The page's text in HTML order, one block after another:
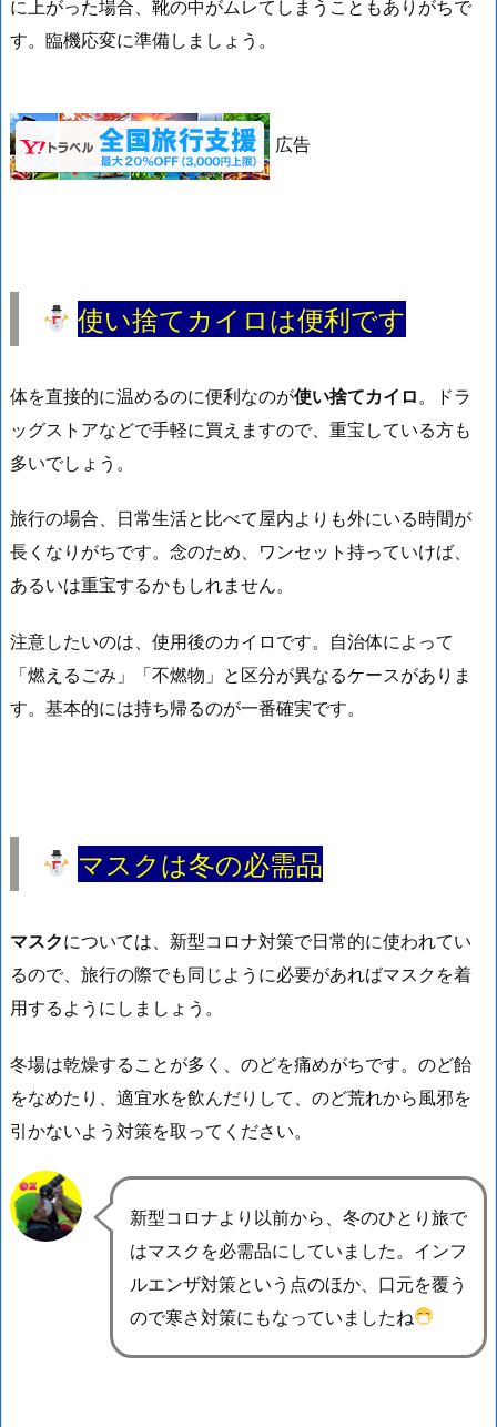
に上がった場合、靴の中がムレてしまうこともありがちで
す。臨機応変に準備しましょう。
広告
使い捨てカイロは便利です
体を直接的に温めるのに便利なのが使い捨てカイロ。ドラ
ッグストアなどで手軽に買えますので、重宝している方も
多いでしょう。
旅行の場合、日常生活と比べて屋内よりも外にいる時間が
長くなりがちです。念のため、ワンセット持っていけば、
あるいは重宝するかもしれません。
注意したいのは、使用後のカイロです。自治体によって
「燃えるごみ」「不燃物」と区分が異なるケースがありま
す。基本的には持ち帰るのが一番確実です。
マスクは冬の必需品
マスクについては、新型コロナ対策で日常的に使われてい
るので、旅行の際でも同じように必要があればマスクを着
用するようにしましょう。
冬場は乾燥することが多く、のどを痛めがちです。のど飴
をなめたり、適宜水を飲んだりして、のど荒れから風邪を
引かないよう対策を取ってください。
新型コロナより以前から、冬のひとり旅で
はマスクを必需品にしていました。インフ
ルエンザ対策という点のほか、口元を覆う
ので寒さ対策にもなっていましたね